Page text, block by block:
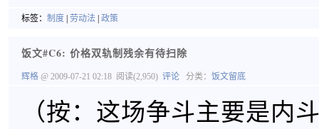
标签： 制度 劳动法 政策
饭文#C6: 价格双轨制残余有待扫除
辉格 @ 2009-07-21 02:18 阅读(2,950) 评论 分类： 饭文留底
（按：这场争斗主要是内